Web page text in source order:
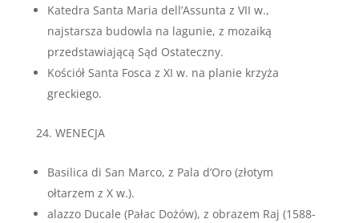
Katedra Santa Maria dell’Assunta z VII w.,
najstarsza budowla na lagunie, z mozaiką
przedstawiającą Sąd Ostateczny.
Kościół Santa Fosca z XI w. na planie krzyża
greckiego.
WENECJA
Basilica di San Marco, z Pala d’Oro (złotym
ołtarzem z X w.).
alazzo Ducale (Pałac Dożów), z obrazem Raj (1588-